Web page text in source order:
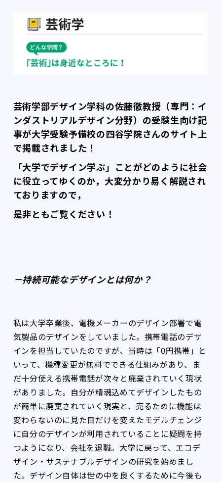
芸術学部デザイン学科の佐藤徹教授（専門：イ
ンダストリアルデザイン分野）の受験生向け記
事が大学受験予備校の四谷学院さんのサイト上
で掲載されました！
「大学でデザイン学ぶ」ことがどのように社会
に役立ってゆくのか，大変分かり易く解説され
ておりますので，
是非ともご覧ください！
－持続可能なデザインとは何か？
私は大学卒業後、電機メーカーのデザイン部署で電
気製品のデザインをしていました。携帯電話のデザ
インを担当していたのですが、当時は「0円携帯」と
いって、機種変更が無料でできる仕組みがあり、ま
だ十分使える携帯電話が次々と廃棄されていく現状
がありました。自分が精魂込めてデザインしたもの
が簡単に廃棄されていく現実と、売るために機能は
変わらないのに見た目だけを変えたモデルチェンジ
に自分のデザインが利用されていることに疑問を持
つようになり、会社を退職。大学に戻って、エコデ
ザイン・サステナブルデザインの研究を始めまし
た。デザイン自体は世の中を良くするために今後も